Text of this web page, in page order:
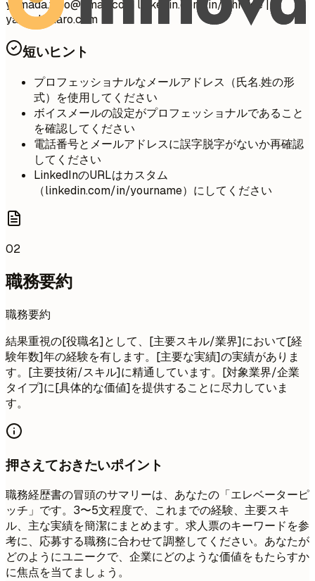
yamada.taro@email.com linkedin.com/in/johndoe |
yamada-taro.com
短いヒント
プロフェッショナルなメールアドレス（氏名.姓の形
式）を使用してください
ボイスメールの設定がプロフェッショナルであること
を確認してください
電話番号とメールアドレスに誤字脱字がないか再確認
してください
LinkedInのURLはカスタム
（linkedin.com/in/yourname）にしてください
02
職務要約
職務要約
結果重視の[役職名]として、[主要スキル/業界]において[経
験年数]年の経験を有します。[主要な実績]の実績がありま
す。[主要技術/スキル]に精通しています。[対象業界/企業
タイプ]に[具体的な価値]を提供することに尽力していま
す。
押さえておきたいポイント
職務経歴書の冒頭のサマリーは、あなたの「エレベーターピ
ッチ」です。3〜5文程度で、これまでの経験、主要スキ
ル、主な実績を簡潔にまとめます。求人票のキーワードを参
考に、応募する職務に合わせて調整してください。あなたが
どのようにユニークで、企業にどのような価値をもたらすか
に焦点を当てましょう。